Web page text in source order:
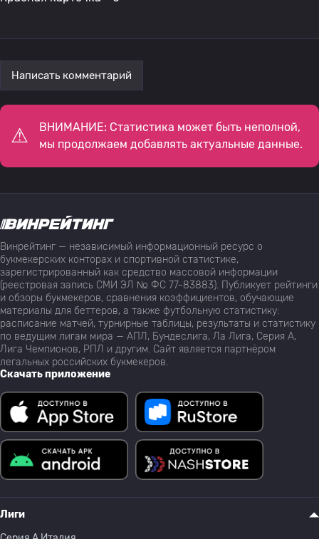
Написать комментарий
ВНИМАНИЕ: Статистика может быть неполной,
мы продолжаем добавлять актуальные данные.
Винрейтинг — независимый информационный ресурс о
букмекерских конторах и спортивной статистике,
зарегистрированный как средство массовой информации
(реестровая запись СМИ ЭЛ № ФС 77-83883). Публикует рейтинги
и обзоры букмекеров, сравнения коэффициентов, обучающие
материалы для беттеров, а также футбольную статистику:
расписание матчей, турнирные таблицы, результаты и статистику
по ведущим лигам мира — АПЛ, Бундеслига, Ла Лига, Серия А,
Лига Чемпионов, РПЛ и другим. Сайт является партнёром
легальных российских букмекеров.
Скачать приложение
Лиги